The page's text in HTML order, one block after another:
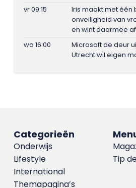
vr 09:15
Iris maakt met één
onveiligheid van
en wint daarmee
wo 16:00
Microsoft de deur
Utrecht wil eigen
Tip
Categorieën
Onderwijs
Lifestyle
International
Themapagina’s